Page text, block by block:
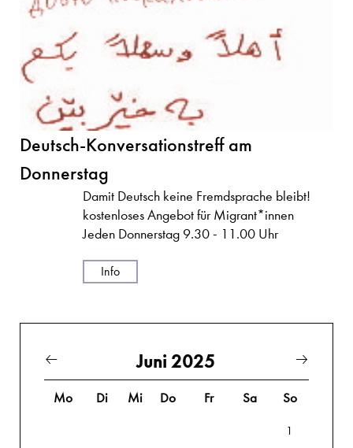
Deutsch-Konversationstreff am
Donnerstag
Damit Deutsch keine Fremdsprache bleibt!
kostenloses Angebot für Migrant*innen
Jeden Donnerstag 9.30 - 11.00 Uhr
Info
Juni 2025
Mo Di Mi Do Fr Sa So
1